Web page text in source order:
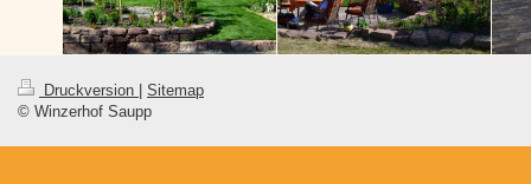
Druckversion | Sitemap
© Winzerhof Saupp